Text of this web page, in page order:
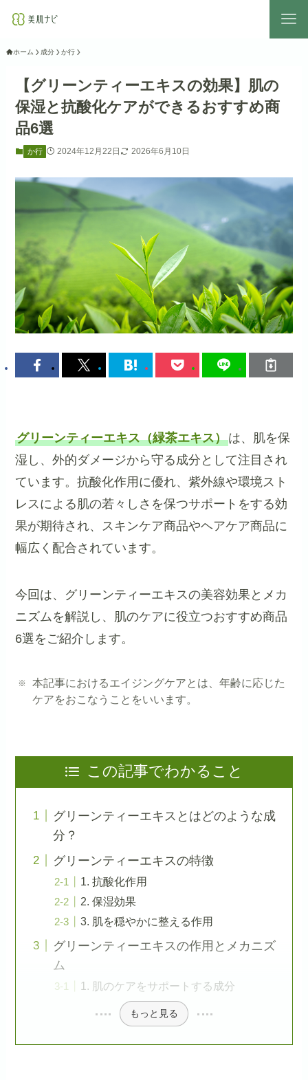
ホーム 成分 か行
【グリーンティーエキスの効果】肌の
保湿と抗酸化ケアができるおすすめ商
品6選
か行 2024年12月22日 2026年6月10日
グリーンティーエキス（緑茶エキス）は、肌を保
湿し、外的ダメージから守る成分として注目され
ています。抗酸化作用に優れ、紫外線や環境スト
レスによる肌の若々しさを保つサポートをする効
果が期待され、スキンケア商品やヘアケア商品に
幅広く配合されています。
今回は、グリーンティーエキスの美容効果とメカ
ニズムを解説し、肌のケアに役立つおすすめ商品
6選をご紹介します。
本記事におけるエイジングケアとは、年齢に応じた
ケアをおこなうことをいいます。
この記事でわかること
グリーンティーエキスとはどのような成
分？
グリーンティーエキスの特徴
1. 抗酸化作用
2. 保湿効果
3. 肌を穏やかに整える作用
グリーンティーエキスの作用とメカニズ
ム
1. 肌のケアをサポートする成分
もっと見る